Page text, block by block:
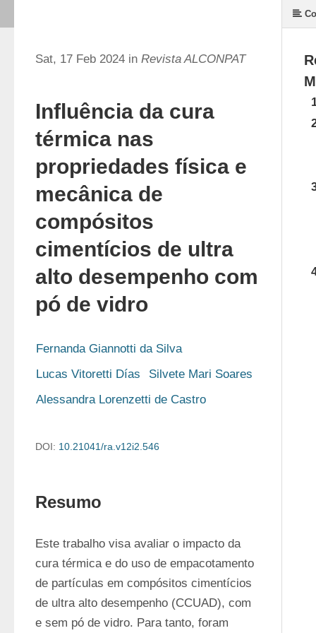
Sat, 17 Feb 2024 in Revista ALCONPAT
Influência da cura
térmica nas
propriedades física e
mecânica de
compósitos
cimentícios de ultra
alto desempenho com
pó de vidro
Fernanda Giannotti da Silva
Lucas Vitoretti Días
Silvete Mari Soares
Alessandra Lorenzetti de Castro
DOI: 10.21041/ra.v12i2.546
Resumo
Este trabalho visa avaliar o impacto da
cura térmica e do uso de empacotamento
de partículas em compósitos cimentícios
de ultra alto desempenho (CCUAD), com
e sem pó de vidro. Para tanto, foram